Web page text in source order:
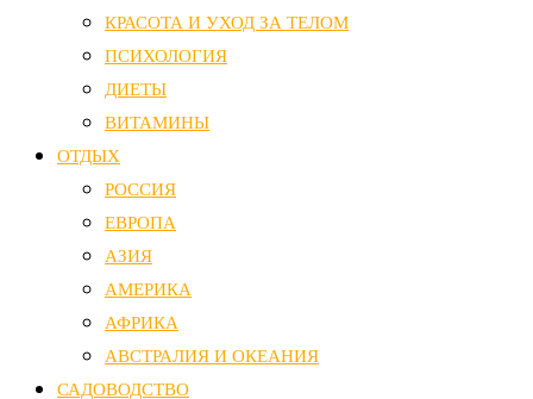
КРАСОТА И УХОД ЗА ТЕЛОМ
ПСИХОЛОГИЯ
ДИЕТЫ
ВИТАМИНЫ
ОТДЫХ
РОССИЯ
ЕВРОПА
АЗИЯ
АМЕРИКА
АФРИКА
АВСТРАЛИЯ И ОКЕАНИЯ
САДОВОДСТВО